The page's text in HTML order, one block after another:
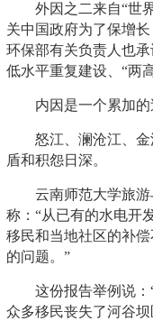
外因之二来自“世界
关中国政府为了保增长
环保部有关负责人也
低水平重复建设、“两
内因是一个累加的
怒江、澜沧江、金
盾和积怨日深。
云南师范大学旅游
称：“从已有的水电开
移民和当地社区的补
的问题。”
这份报告举例说：“
众多移民丧失了河谷